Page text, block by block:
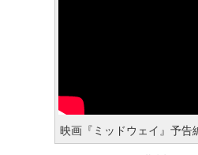
映画『ミッドウェイ』予告